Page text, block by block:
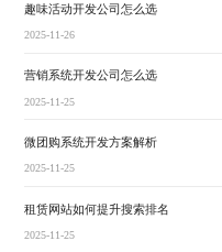
趣味活动开发公司怎么选
2025-11-26
营销系统开发公司怎么选
2025-11-25
微团购系统开发方案解析
2025-11-25
租赁网站如何提升搜索排名
2025-11-25